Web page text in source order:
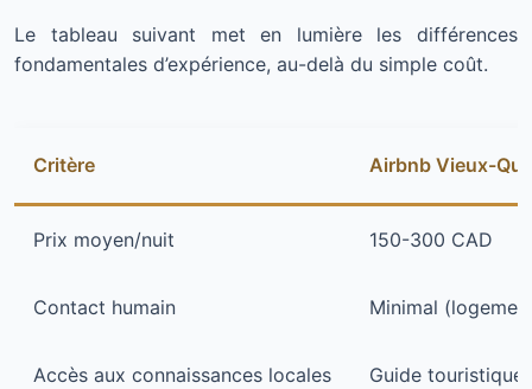
Le tableau suivant met en lumière les différences
fondamentales d’expérience, au-delà du simple coût.
Critère Airbnb Vieux-
Prix moyen/nuit 150-300 CAD
Contact humain Minimal
Accès aux connaissances locales Guide touristique